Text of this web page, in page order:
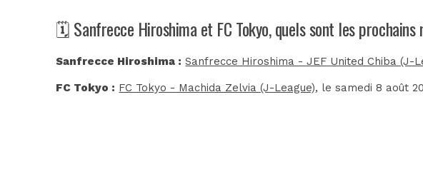
🗓️ Sanfrecce Hiroshima et FC Tokyo, quels sont les prochains
Sanfrecce Hiroshima : Sanfrecce Hiroshima - JEF United Chiba (J-
FC Tokyo : FC Tokyo - Machida Zelvia (J-League), le samedi 8 août